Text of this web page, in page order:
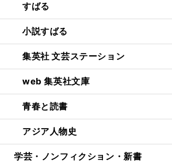
すばる
小説すばる
集英社 文芸ステーション
web 集英社文庫
青春と読書
アジア人物史
学芸・ノンフィクション・新書